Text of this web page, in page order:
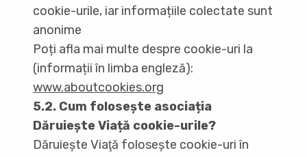
cookie-urile, iar informațiile colectate sunt
anonime
Poți afla mai multe despre cookie-uri la
(informații în limba engleză):
www.aboutcookies.org
5.2. Cum folosește asociația
Dăruiește Viață cookie-urile?
Dăruieşte Viaţă folosește cookie-uri în